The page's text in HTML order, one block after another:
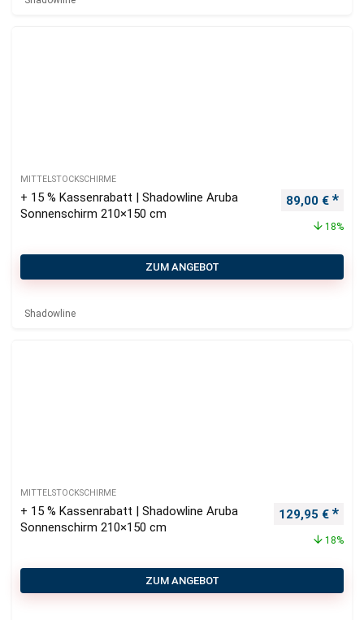
MITTELSTOCKSCHIRME
+ 15 % Kassenrabatt | Shadowline Aruba
Sonnenschirm 210×150 cm
89,00 €
18%
ZUM ANGEBOT
Shadowline
MITTELSTOCKSCHIRME
+ 15 % Kassenrabatt | Shadowline Aruba
Sonnenschirm 210×150 cm
129,95 €
18%
ZUM ANGEBOT